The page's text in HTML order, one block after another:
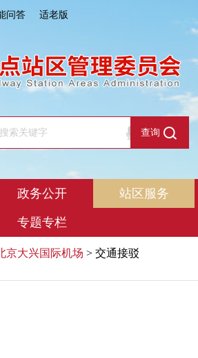
问答 适老版
查询
政务公开 站区服务
专题专栏
京大兴国际机场 > 交通接驳